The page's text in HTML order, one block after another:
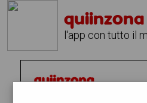
quiinzona
l'app con tutto il